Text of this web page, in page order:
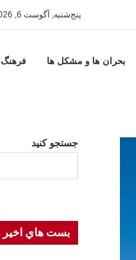
پنج‌شنبه, آگوست 6, 2026
بحران ها و مشكل ها فرهنگ
جستجو کنید
بست هاي اخير